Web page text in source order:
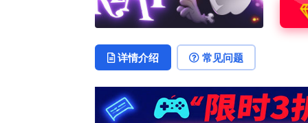
详情介绍 常见问题